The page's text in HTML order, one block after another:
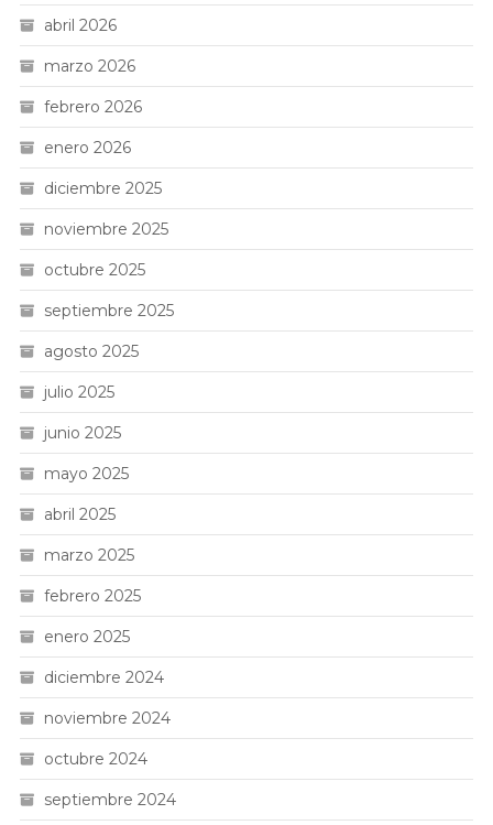
abril 2026
marzo 2026
febrero 2026
enero 2026
diciembre 2025
noviembre 2025
octubre 2025
septiembre 2025
agosto 2025
julio 2025
junio 2025
mayo 2025
abril 2025
marzo 2025
febrero 2025
enero 2025
diciembre 2024
noviembre 2024
octubre 2024
septiembre 2024